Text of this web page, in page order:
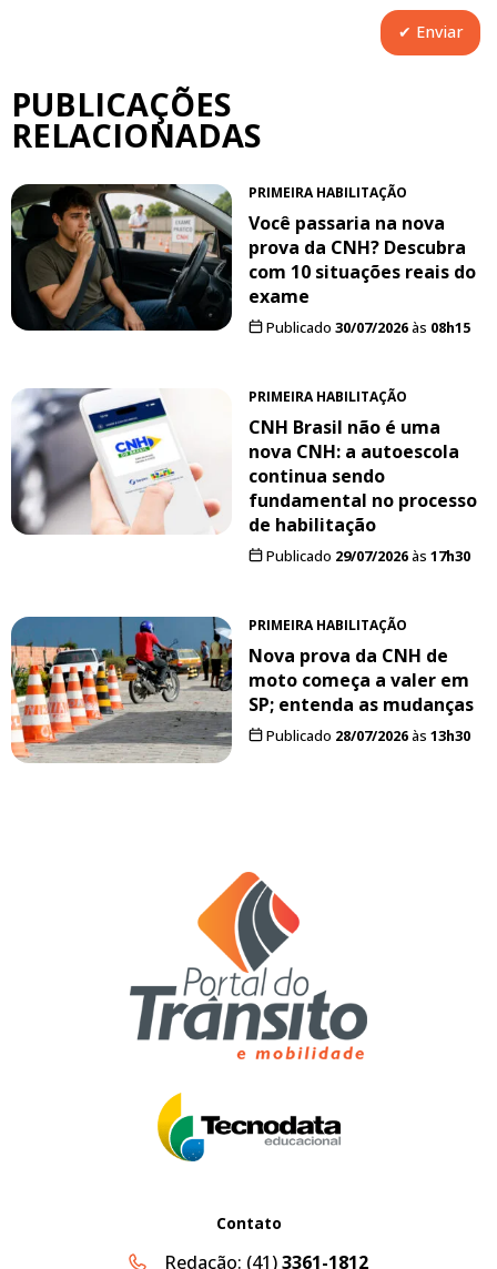
PUBLICAÇÕES
RELACIONADAS
PRIMEIRA HABILITAÇÃO
Você passaria na nova
prova da CNH? Descubra
com 10 situações reais do
exame
Publicado 30/07/2026às 08h15
PRIMEIRA HABILITAÇÃO
CNH Brasil não é uma
nova CNH: a autoescola
continua sendo
fundamental no processo
de habilitação
Publicado 29/07/2026às 17h30
PRIMEIRA HABILITAÇÃO
Nova prova da CNH de
moto começa a valer em
SP; entenda as mudanças
Publicado 28/07/2026às 13h30
Contato
Redação: (41)3361-1812